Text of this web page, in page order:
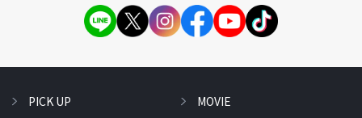
PICK UP MOVIE